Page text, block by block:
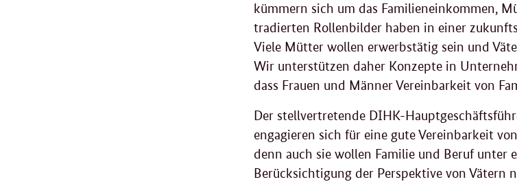
kümmern sich um das Familieneinkommen,
tradierten Rollenbilder haben in einer
Viele Mütter wollen erwerbstätig sein und
Wir unterstützen daher Konzepte in
dass Frauen und Männer Vereinbarkeit von
Der stellvertretende DIHK-
engagieren sich für eine gute Vereinbarkeit
denn auch sie wollen Familie und Beruf
Berücksichtigung der Perspektive von